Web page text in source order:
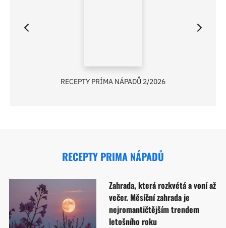
RECEPTY PRÍMA NÁPADŮ 2/2026
RECEPTY PRIMA NÁPADŮ
Zahrada, která rozkvétá a voní až
večer. Měsíční zahrada je
nejromantičtějším trendem
letošního roku